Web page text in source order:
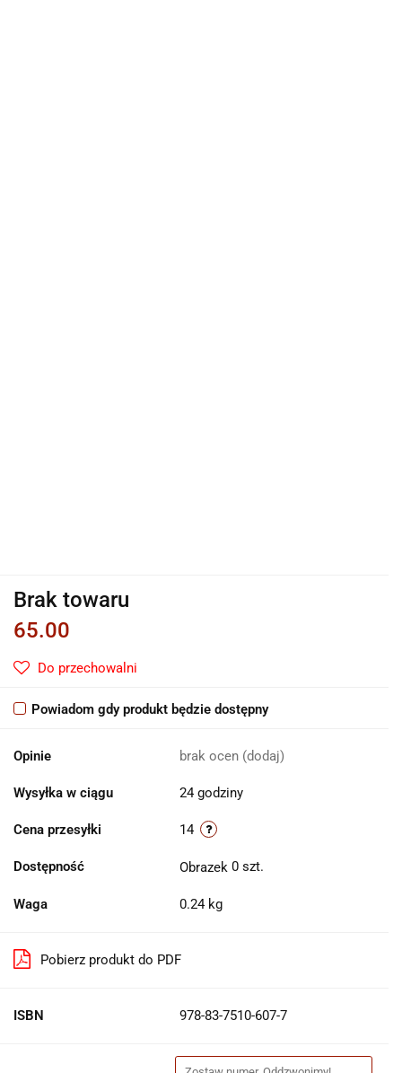
Brak towaru
65.00
Do przechowalni
Powiadom gdy produkt będzie dostępny
Opinie brak ocen (dodaj)
Wysyłka w ciągu 24 godziny
Cena przesyłki 14
Dostępność 0 szt.
Waga 0.24 kg
Pobierz produkt do PDF
ISBN 978-83-7510-607-7